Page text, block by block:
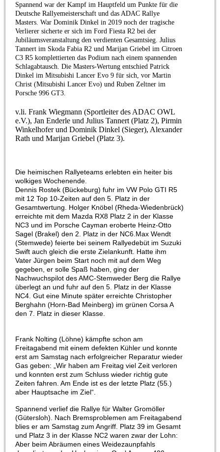
Spannend war der Kampf im Hauptfeld um Punkte für die
Deutsche Rallyemeisterschaft und das ADAC Rallye
Masters. War Dominik Dinkel in 2019 noch der tragische
Verlierer sicherte er sich im Ford Fiesta R2 bei der
Jubiläumsveranstaltung den verdienten Gesamtsieg. Julius
Tannert im Skoda Fabia R2 und Marijan Griebel im Citroen
C3 R5 komplettierten das Podium nach einem spannenden
Schlagabtausch. Die Masters-Wertung entschied Patrick
Dinkel im Mitsubishi Lancer Evo 9 für sich, vor Martin
Christ (Mitsubishi Lancer Evo) und Ruben Zeltner im
Porsche 996 GT3.
v.li. Frank Wiegmann (Sportleiter des ADAC OWL
e.V.), Jan Enderle und Julius Tannert (Platz 2), Pirmin
Winkelhofer und Dominik Dinkel (Sieger), Alexander
Rath und Marijan Griebel (Platz 3).
Die heimischen Rallyeteams erlebten ein heiter bis
wolkiges Wochenende.
Dennis Rostek (Bückeburg) fuhr im VW Polo GTI R5
mit 12 Top 10-Zeiten auf den 5. Platz in der
Gesamtwertung. Holger Knöbel (Rheda-Wiedenbrück)
erreichte mit dem Mazda RX8 Platz 2 in der Klasse
NC3 und im Porsche Cayman eroberte Heinz-Otto
Sagel (Brakel) den 2. Platz in der NC6.Max Wendt
(Stemwede) feierte bei seinem Rallyedebüt im Suzuki
Swift auch gleich die erste Zielankunft. Hatte ihm
Vater Jürgen beim Start noch mit auf dem Weg
gegeben, er solle Spaß haben, ging der
Nachwuchspilot des AMC-Stemweder Berg die Rallye
überlegt an und fuhr auf den 5. Platz in der Klasse
NC4. Gut eine Minute später erreichte Christopher
Berghahn (Horn-Bad Meinberg) im grünen Corsa A
den 7. Platz in dieser Klasse.
Frank Nolting (Löhne) kämpfte schon am
Freitagabend mit einem defekten Kühler und konnte
erst am Samstag nach erfolgreicher Reparatur wieder
Gas geben: „Wir haben am Freitag viel Zeit verloren
und konnten erst zum Schluss wieder richtig gute
Zeiten fahren. Am Ende ist es der letzte Platz (55.)
aber Hauptsache im Ziel“.
Spannend verlief die Rallye für Walter Gromöller
(Gütersloh). Nach Bremsproblemen am Freitagabend
blies er am Samstag zum Angriff. Platz 39 im Gesamt
und Platz 3 in der Klasse NC2 waren zwar der Lohn:
Aber beim Abräumen eines Weidezaunpfahls